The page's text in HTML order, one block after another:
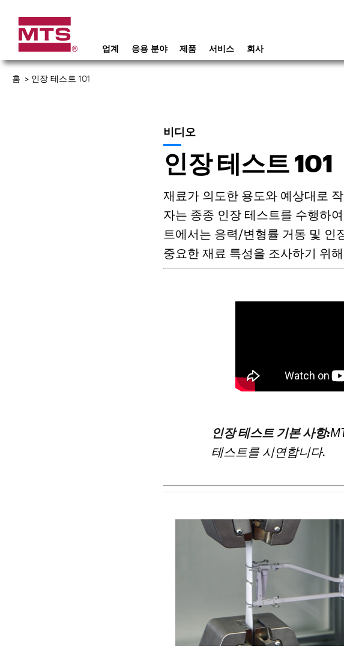
업계 응용 분야 제품 서비스 회사
홈 > 인장 테스트 101
비디오
인장 테스트 101
재료가 의도한 용도와 예상대로
자는 종종 인장 테스트를 수행하
트에서는 응력/변형률 거동 및 인
중요한 재료 특성을 조사하기 위
인장 테스트 기본 사항:
테스트를 시연합니다.